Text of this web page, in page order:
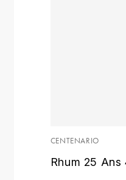
CENTENARIO
Rhum 25